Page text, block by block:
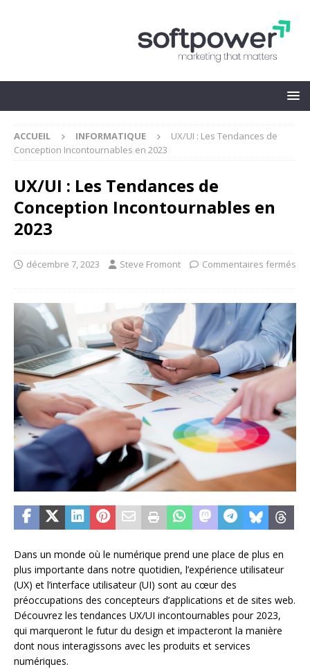
ACCUEIL INFORMATIQUE
UX/UI : Les Tendances de
Conception Incontournables en 2023
UX/UI : Les Tendances de
Conception Incontournables en
2023
décembre 7, 2023 Steve Fromont Commentaires fermés
Dans un monde où le numérique prend une place de plus en
plus importante dans notre quotidien, l’expérience utilisateur
(UX) et l’interface utilisateur (UI) sont au cœur des
préoccupations des concepteurs d’applications et de sites web.
Découvrez les tendances UX/UI incontournables pour 2023,
qui marqueront le futur du design et impacteront la manière
dont nous interagissons avec les produits et services
numériques.